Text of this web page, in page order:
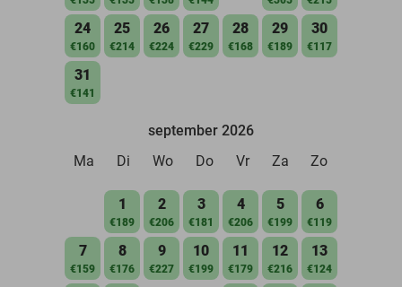
24
€160
25
€214
26
€224
27
€229
28
€168
29
€189
30
€117
31
€141
september 2026
Ma
Di Wo Do Vr Za Zo
1
€189
2
€206
3
€181
4
€206
5
€199
6
€119
7
€159
8
€176
9
€227
10
€199
11
€179
12
€216
13
€124